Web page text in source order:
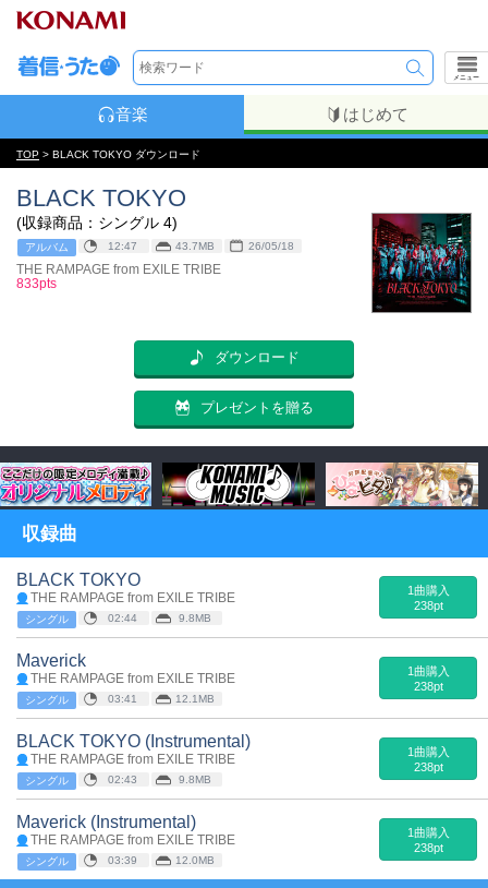
メニュー
音楽 はじめて
TOP > BLACK TOKYO ダウンロード
BLACK TOKYO
(収録商品：シングル 4)
アルバム 12:47 43.7MB 26/05/18
THE RAMPAGE from EXILE TRIBE
833pts
ダウンロード
プレゼントを贈る
収録曲
BLACK TOKYO
THE RAMPAGE from EXILE TRIBE
シングル 02:44 9.8MB
1曲購入
238pt
Maverick
THE RAMPAGE from EXILE TRIBE
シングル 03:41 12.1MB
1曲購入
238pt
BLACK TOKYO (Instrumental)
THE RAMPAGE from EXILE TRIBE
シングル 02:43 9.8MB
1曲購入
238pt
Maverick (Instrumental)
THE RAMPAGE from EXILE TRIBE
シングル 03:39 12.0MB
1曲購入
238pt